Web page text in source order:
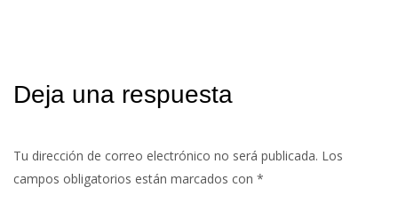
Deja una respuesta
Tu dirección de correo electrónico no será publicada. Los
campos obligatorios están marcados con *